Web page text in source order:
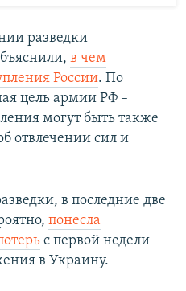
разведки
в чем
России. По
цель армии РФ –
могут быть также
отвлечении сил и
в последние две
понесла
с первой недели
в Украину.